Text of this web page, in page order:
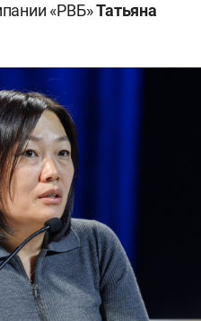
«РВБ»Татьяна